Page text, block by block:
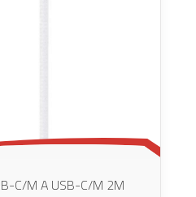
C/M A USB-C/M 2M